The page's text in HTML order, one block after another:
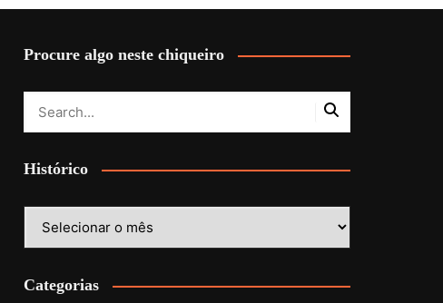
Procure algo neste chiqueiro
Histórico
Categorias